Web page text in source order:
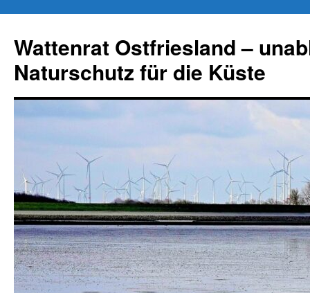
springen
Wattenrat Ostfriesland –
Naturschutz für die Küste